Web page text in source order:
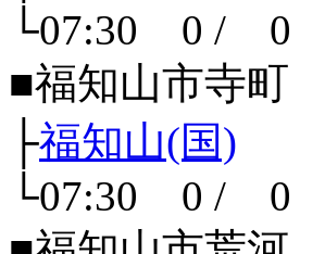
└07:30 0 / 0
■福知山市寺町
├福知山(国)
└07:30 0 / 0